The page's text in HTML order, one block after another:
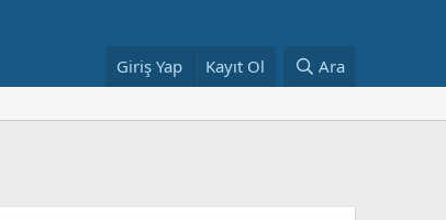
Giriş Yap Kayıt Ol Ara